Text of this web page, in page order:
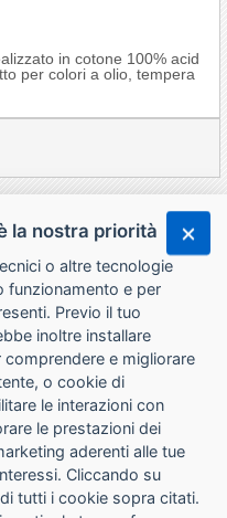
in cotone 100% acid
per colori a olio, tempera
VENDITA
la nostra priorità
o altre tecnologie
funzionamento e per
Previo il tuo
inoltre installare
e migliorare
o cookie di
le interazioni con
le prestazioni dei
aderenti alle tue
Cliccando su
tutti i cookie sopra citati.